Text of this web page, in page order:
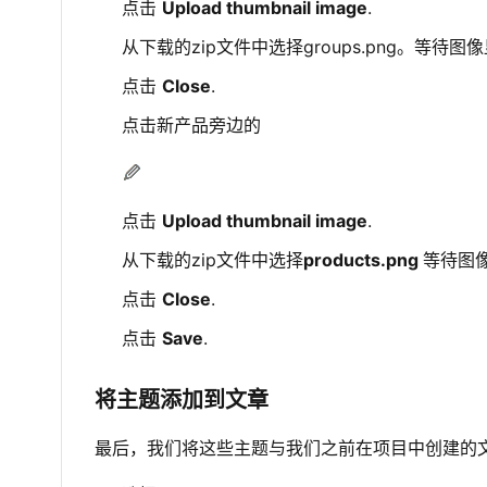
点击 Upload thumbnail image.
从下载的zip文件中选择groups.png。等待图像
点击 Close.
点击新产品旁边的
点击 Upload thumbnail image.
从下载的zip文件中选择products.png 等待图
点击 Close.
点击 Save.
将主题添加到文章
最后，我们将这些主题与我们之前在项目中创建的